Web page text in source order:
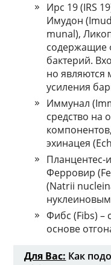
Ирс 19 (IRS
Имудон
munal),
содержащие
бактерий.
но
усиления
Иммунал
средство на
эхинацея
Планцентес-
Ферровир
(Natrii
Фибс (Fibs) –
основе
Для Вас: Как